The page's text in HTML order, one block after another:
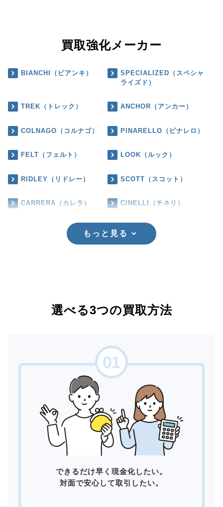
買取強化メーカー
BIANCHI（ビアンキ）
SPECIALIZED（スペシャ
ライズド）
TREK（トレック） ANCHOR（アンカー）
COLNAGO（コルナゴ） PINARELLO（ピナレロ）
FELT（フェルト） LOOK（ルック）
RIDLEY（リドレー） SCOTT（スコット）
CARRERA（カレラ） CINELLI（チネリ）
もっと見る
選べる3つの買取方法
できるだけ早く現金化したい。
対面で安心して取引したい。